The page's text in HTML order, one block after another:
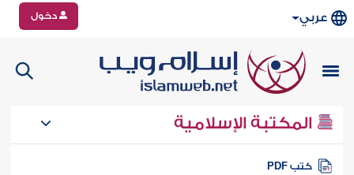
عربي دخول
المكتبة الإسلامية